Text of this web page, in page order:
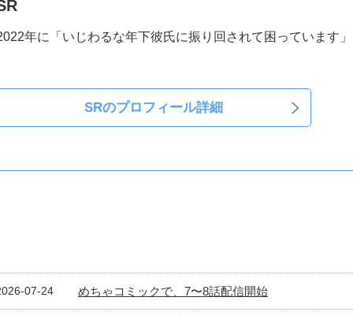
年に「いじわるな年下彼氏に振り回されて困っています
SRのプロフィール詳細
07-24 めちゃコミックで、7〜8話配信開始